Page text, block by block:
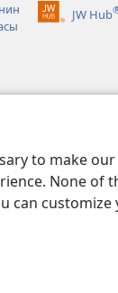
to make
None of
can
JW Hub
(opens